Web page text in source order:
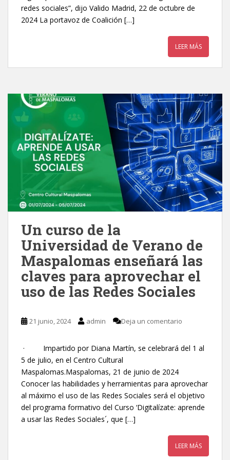
redes sociales”, dijo Valido Madrid, 22 de octubre de
2024 La portavoz de Coalición […]
LEER MÁS
Un curso de la
Universidad de Verano de
Maspalomas enseñará las
claves para aprovechar el
uso de las Redes Sociales
21 junio, 2024 admin Deja un comentario
· Impartido por Diana Martín, se celebrará del 1 al
5 de julio, en el Centro Cultural
Maspalomas.Maspalomas, 21 de junio de 2024
Conocer las habilidades y herramientas para aprovechar
al máximo el uso de las Redes Sociales será el objetivo
del programa formativo del Curso ‘Digitalízate: aprende
a usar las Redes Sociales´, que […]
LEER MÁS